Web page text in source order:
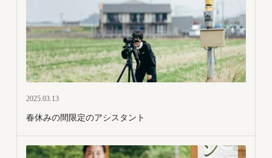
2025.03.13
春休みの間限定のアシスタント